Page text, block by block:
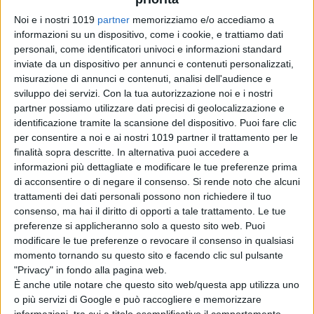
Noi e i nostri 1019 partner memorizziamo e/o accediamo a
informazioni su un dispositivo, come i cookie, e trattiamo dati
personali, come identificatori univoci e informazioni standard
inviate da un dispositivo per annunci e contenuti personalizzati,
misurazione di annunci e contenuti, analisi dell'audience e
sviluppo dei servizi. Con la tua autorizzazione noi e i nostri
partner possiamo utilizzare dati precisi di geolocalizzazione e
identificazione tramite la scansione del dispositivo. Puoi fare clic
per consentire a noi e ai nostri 1019 partner il trattamento per le
finalità sopra descritte. In alternativa puoi accedere a
informazioni più dettagliate e modificare le tue preferenze prima
di acconsentire o di negare il consenso. Si rende noto che alcuni
trattamenti dei dati personali possono non richiedere il tuo
consenso, ma hai il diritto di opporti a tale trattamento. Le tue
preferenze si applicheranno solo a questo sito web. Puoi
modificare le tue preferenze o revocare il consenso in qualsiasi
momento tornando su questo sito e facendo clic sul pulsante
"Privacy" in fondo alla pagina web.
È anche utile notare che questo sito web/questa app utilizza uno
o più servizi di Google e può raccogliere e memorizzare
daEmanuela Giuliani
Tag:
Articoli recenti
Sadie Sink svela il
retroscena sul
casting di Ciclope
negli X-Men
One Night Only: il
regista
comprende i
Purge
di Emanuela Giuliani